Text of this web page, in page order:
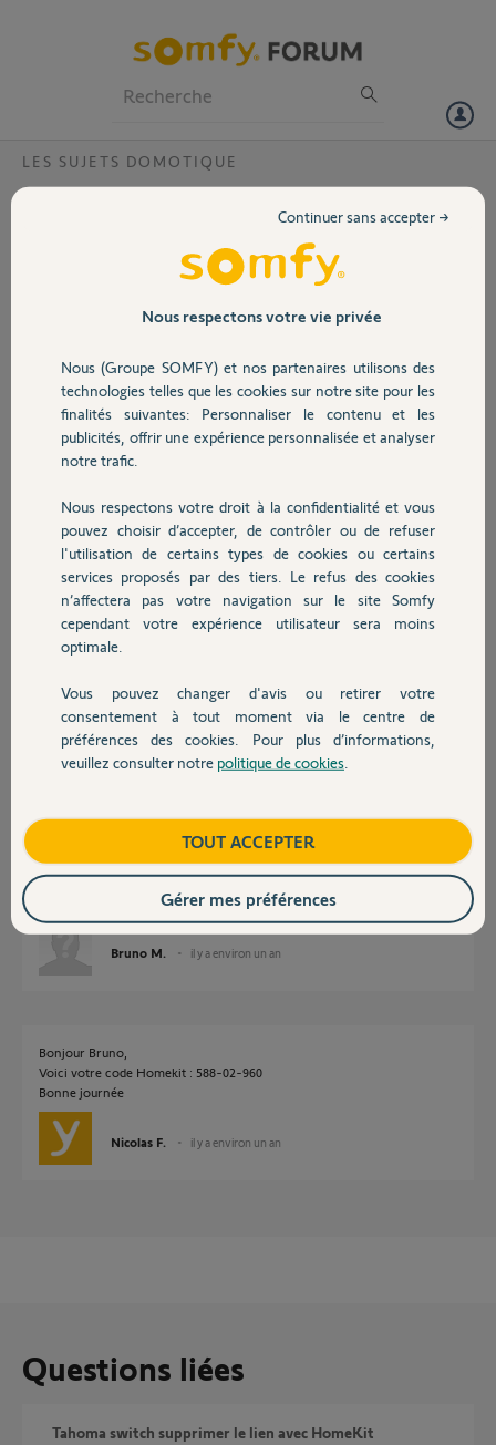
Volet
Sécurité
Domotique
Chauffage
Autres produits
Devis avec un pro
Contact
LES SUJETS DOMOTIQUE
Je cherche à lier ma tahoma v2 1202-1412-7607 à HomeKit,
pourriez-vous me transmettre le code par mail ?
david D.
il y a environ un an
Participer au fil de discussion
Réponses
Voici votre code homekit : 329-33-847
Bonne journée.
Nicolas F. il y a environ un an
La box est bien compatible mais je n’ai pas de code à 8 chiffres.
Lorsque je lance l’installation depuis l’appli TaHoma j’ai un message
d’erreur après une longue tentative de connexion.
Voici mon code Pin: 1213-9258-4188
Bruno M. il y a environ un an
Bonjour Bruno,
Voici votre code Homekit : 588-02-960
Bonne journée
Nicolas F. il y a environ un an
Questions liées
Tahoma switch supprimer le lien avec HomeKit
Nous respectons votre vie privée
Nous (Groupe SOMFY) et nos partenaires utilisons des
technologies telles que les cookies sur notre site pour les
finalités suivantes: Personnaliser le contenu et les
publicités, offrir une expérience personnalisée et analyser
notre trafic.
Nous respectons votre droit à la confidentialité et vous
pouvez choisir d’accepter, de contrôler ou de refuser
l'utilisation de certains types de cookies ou certains
services proposés par des tiers. Le refus des cookies
n’affectera pas votre navigation sur le site Somfy
cependant votre expérience utilisateur sera moins
optimale.
Vous pouvez changer d'avis ou retirer votre
consentement à tout moment via le centre de
préférences des cookies. Pour plus d’informations,
veuillez consulter notre politique de cookies
Continuer sans accepter →
TOUT ACCEPTER
Gérer mes préférences